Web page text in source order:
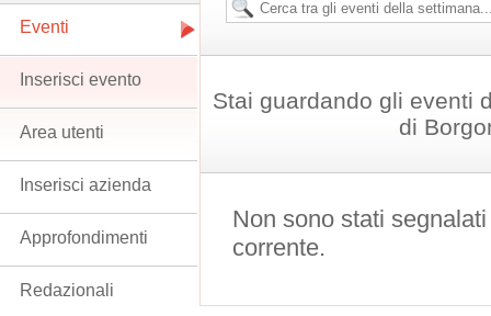
Stai guardando gli eventi
di
Non sono stati
corrente.
Eventi
Inserisci evento
Area utenti
Inserisci azienda
Approfondimenti
Redazionali